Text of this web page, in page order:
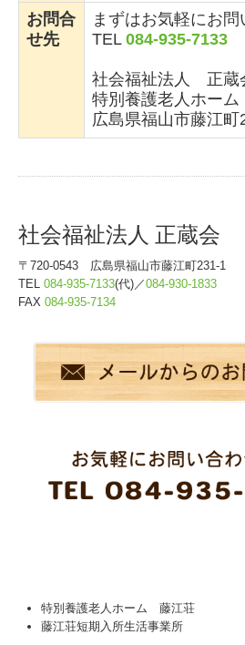
お問合
せ先
まずはお気軽にお
TEL 084-935-7133
社会福祉法人 正蔵
特別養護老人ホー
広島県福山市藤江町
社会福祉法人 正蔵会
〒720-0543 広島県福山市藤江町231-1
TEL 084-935-7133(代)／084-930-1833
FAX 084-935-7134
特別養護老人ホーム 藤江荘
藤江荘短期入所生活事業所